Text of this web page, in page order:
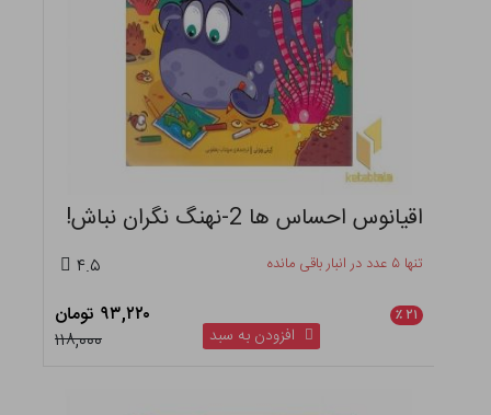
اقیانوس احساس ها 2-نهنگ نگران نباش!
تنها ۵ عدد در انبار باقی مانده ۴.۵
۲۱ ٪
۹۳,۲۲۰ تومان
۱۱۸,۰۰۰
افزودن به سبد